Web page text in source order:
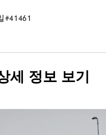
#41461
세 정보 보기